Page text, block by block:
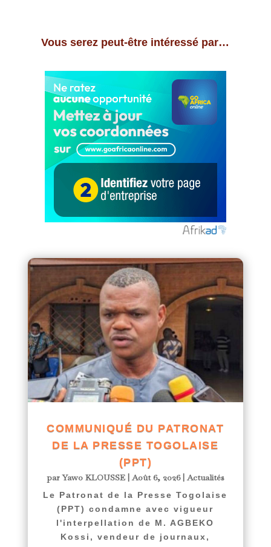
Vous serez peut-être intéressé par…
COMMUNIQUÉ DU PATRONAT
DE LA PRESSE TOGOLAISE
(PPT)
parYawo KLOUSSE|Août 6, 2026|Actualités
Le Patronat de la Presse Togolaise
(PPT) condamne avec vigueur
l'interpellation de M. AGBEKO
Kossi, vendeur de journaux,